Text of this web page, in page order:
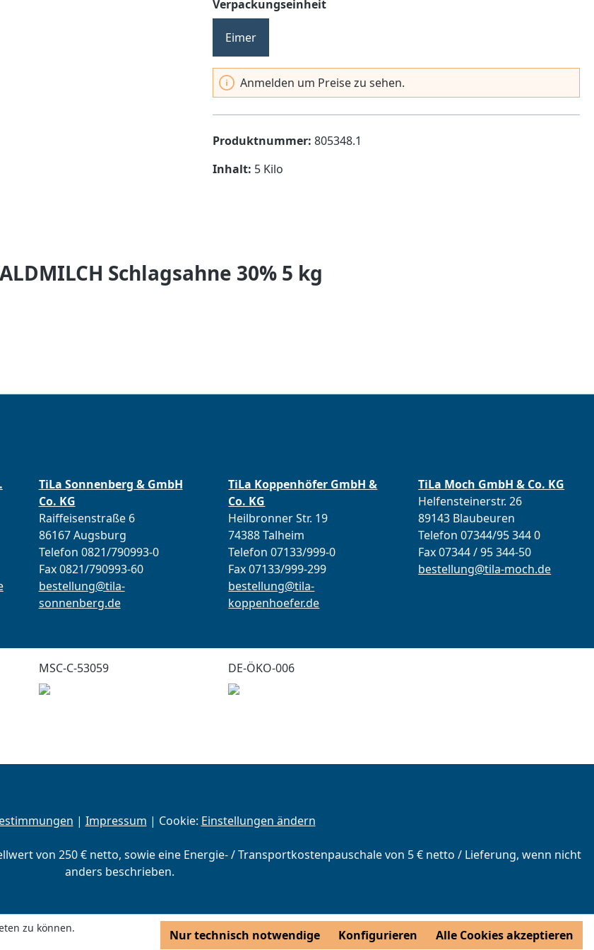
Verpackungseinheitauswählen
Eimer
Anmelden um Preise zu sehen.
Produktnummer: 805348.1
Inhalt: 5 Kilo
Schlagsahne 30% 5 kg
TiLa Sonnenberg & GmbH
Co. KG
Raiffeisenstraße 6
86167 Augsburg
Telefon 0821/790993-0
Fax 0821/790993-60
bestellung@tila-
sonnenberg.de
TiLa Koppenhöfer GmbH &
Co. KG
Heilbronner Str. 19
74388 Talheim
Telefon 07133/999-0
Fax 07133/999-299
bestellung@tila-
koppenhoefer.de
TiLa Moch GmbH & Co. KG
Helfensteinerstr. 26
89143 Blaubeuren
Telefon 07344/95 344 0
Fax 07344 / 95 344-50
bestellung@tila-moch.de
MSC-C-53059 DE-ÖKO-006
| Impressum | Cookie: Einstellungen ändern
von 250 € netto, sowie eine Energie- / Transportkostenpauschale von 5 € netto / Lieferung, wenn nicht
anders beschrieben.
zu können.
Nur technisch notwendige Konfigurieren Alle Cookies akzeptieren